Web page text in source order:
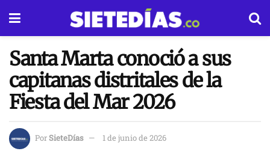
Santa Marta conoció a sus
capitanas distritales de la
Fiesta del Mar 2026
PorSieteDías 1 de junio de 2026